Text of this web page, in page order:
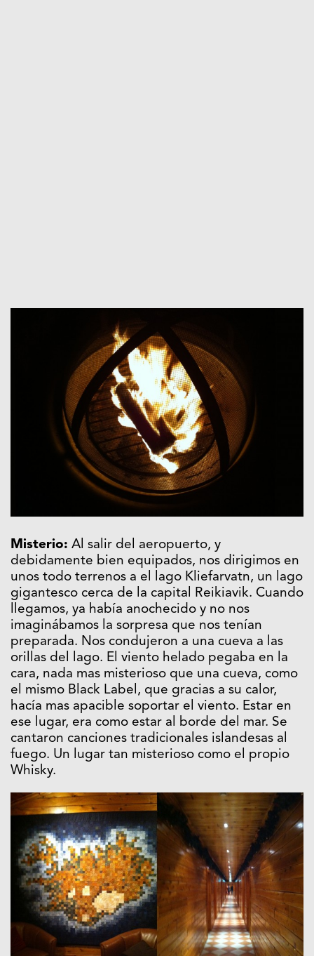
Misterio: Al salir del aeropuerto, y
debidamente bien equipados, nos dirigimos en
unos todo terrenos a el lago Kliefarvatn, un lago
gigantesco cerca de la capital Reikiavik. Cuando
llegamos, ya había anochecido y no nos
imaginábamos la sorpresa que nos tenían
preparada. Nos condujeron a una cueva a las
orillas del lago. El viento helado pegaba en la
cara, nada mas misterioso que una cueva, como
el mismo Black Label, que gracias a su calor,
hacía mas apacible soportar el viento. Estar en
ese lugar, era como estar al borde del mar. Se
cantaron canciones tradicionales islandesas al
fuego. Un lugar tan misterioso como el propio
Whisky.